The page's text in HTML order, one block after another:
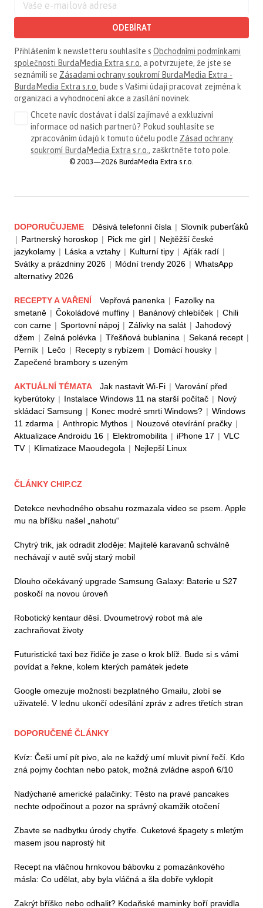
ODEBÍRAT
Přihlášením k newsletteru souhlasíte s Obchodními podmínkami
společnosti BurdaMedia Extra s.r.o. a potvrzujete, že jste se
seznámili se Zásadami ochrany soukromí BurdaMedia Extra -
BurdaMedia Extra s.r.o. bude s Vašimi údaji pracovat zejména k
organizaci a vyhodnocení akce a zasílání novinek.
Chcete navíc dostávat i další zajímavé a exkluzivní
informace od našich partnerů? Pokud souhlasíte se
zpracováním údajů k tomuto účelu podle Zásad ochrany
soukromí BurdaMedia Extra s.r.o. , zaškrtněte toto pole.
© 2003—2026 BurdaMedia Extra s.r.o.
DOPORUČUJEME Děsivá telefonní čísla | Slovník puberťáků
| Partnerský horoskop | Pick me girl | Nejtěžší české
jazykolamy | Láska a vztahy | Kulturní tipy | Ajťák radí |
Svátky a prázdniny 2026 | Módní trendy 2026 | WhatsApp
alternativy 2026
RECEPTY A VAŘENÍ Vepřová panenka | Fazolky na
smetaně | Čokoládové muffiny | Banánový chlebíček | Chili
con carne | Sportovní nápoj | Zálivky na salát | Jahodový
džem | Zelná polévka | Třešňová bublanina | Sekaná recept |
Perník | Lečo | Recepty s rybízem | Domácí housky |
Zapečené brambory s uzeným
AKTUÁLNÍ TÉMATA Jak nastavit Wi-Fi | Varování před
kyberútoky | Instalace Windows 11 na starší počítač | Nový
skládací Samsung | Konec modré smrti Windows? | Windows
11 zdarma | Anthropic Mythos | Nouzové otevírání pračky |
Aktualizace Androidu 16 | Elektromobilita | iPhone 17 | VLC
TV | Klimatizace Maoudegola | Nejlepší Linux
ČLÁNKY CHIP.CZ
Detekce nevhodného obsahu rozmazala video se psem. Apple
mu na bříšku našel „nahotu“
Chytrý trik, jak odradit zloděje: Majitelé karavanů schválně
nechávají v autě svůj starý mobil
Dlouho očekávaný upgrade Samsung Galaxy: Baterie u S27
poskočí na novou úroveň
Robotický kentaur děsí. Dvoumetrový robot má ale
zachraňovat životy
Futuristické taxi bez řidiče je zase o krok blíž. Bude si s vámi
povídat a řekne, kolem kterých památek jedete
Google omezuje možnosti bezplatného Gmailu, zlobí se
uživatelé. V lednu ukončí odesílání zpráv z adres třetích stran
DOPORUČENÉ ČLÁNKY
Kvíz: Češi umí pít pivo, ale ne každý umí mluvit pivní řečí. Kdo
zná pojmy čochtan nebo patok, možná zvládne aspoň 6/10
Nadýchané americké palačinky: Těsto na pravé pancakes
nechte odpočinout a pozor na správný okamžik otočení
Zbavte se nadbytku úrody chytře. Cuketové špagety s mletým
masem jsou naprostý hit
Recept na vláčnou hrnkovou bábovku z pomazánkového
másla: Co udělat, aby byla vláčná a šla dobře vyklopit
Zakrýt bříško nebo odhalit? Kodaňské maminky boří pravidla